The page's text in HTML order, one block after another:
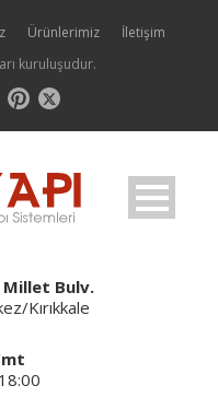
Ürünlerimiz
İletişim
kuruluşudur.
Bulv.
Kırıkkale